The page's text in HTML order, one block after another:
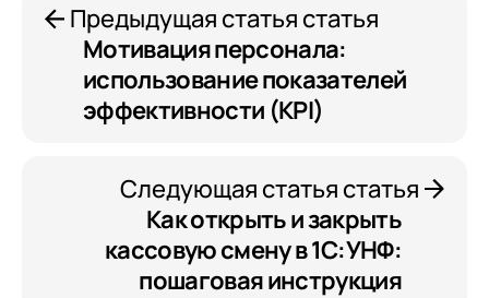
Предыдущая статья статья
Мотивация персонала:
использование показателей
эффективности (KPI)
Следующая статья статья
Как открыть и закрыть
кассовую смену в 1С:УНФ:
пошаговая инструкция